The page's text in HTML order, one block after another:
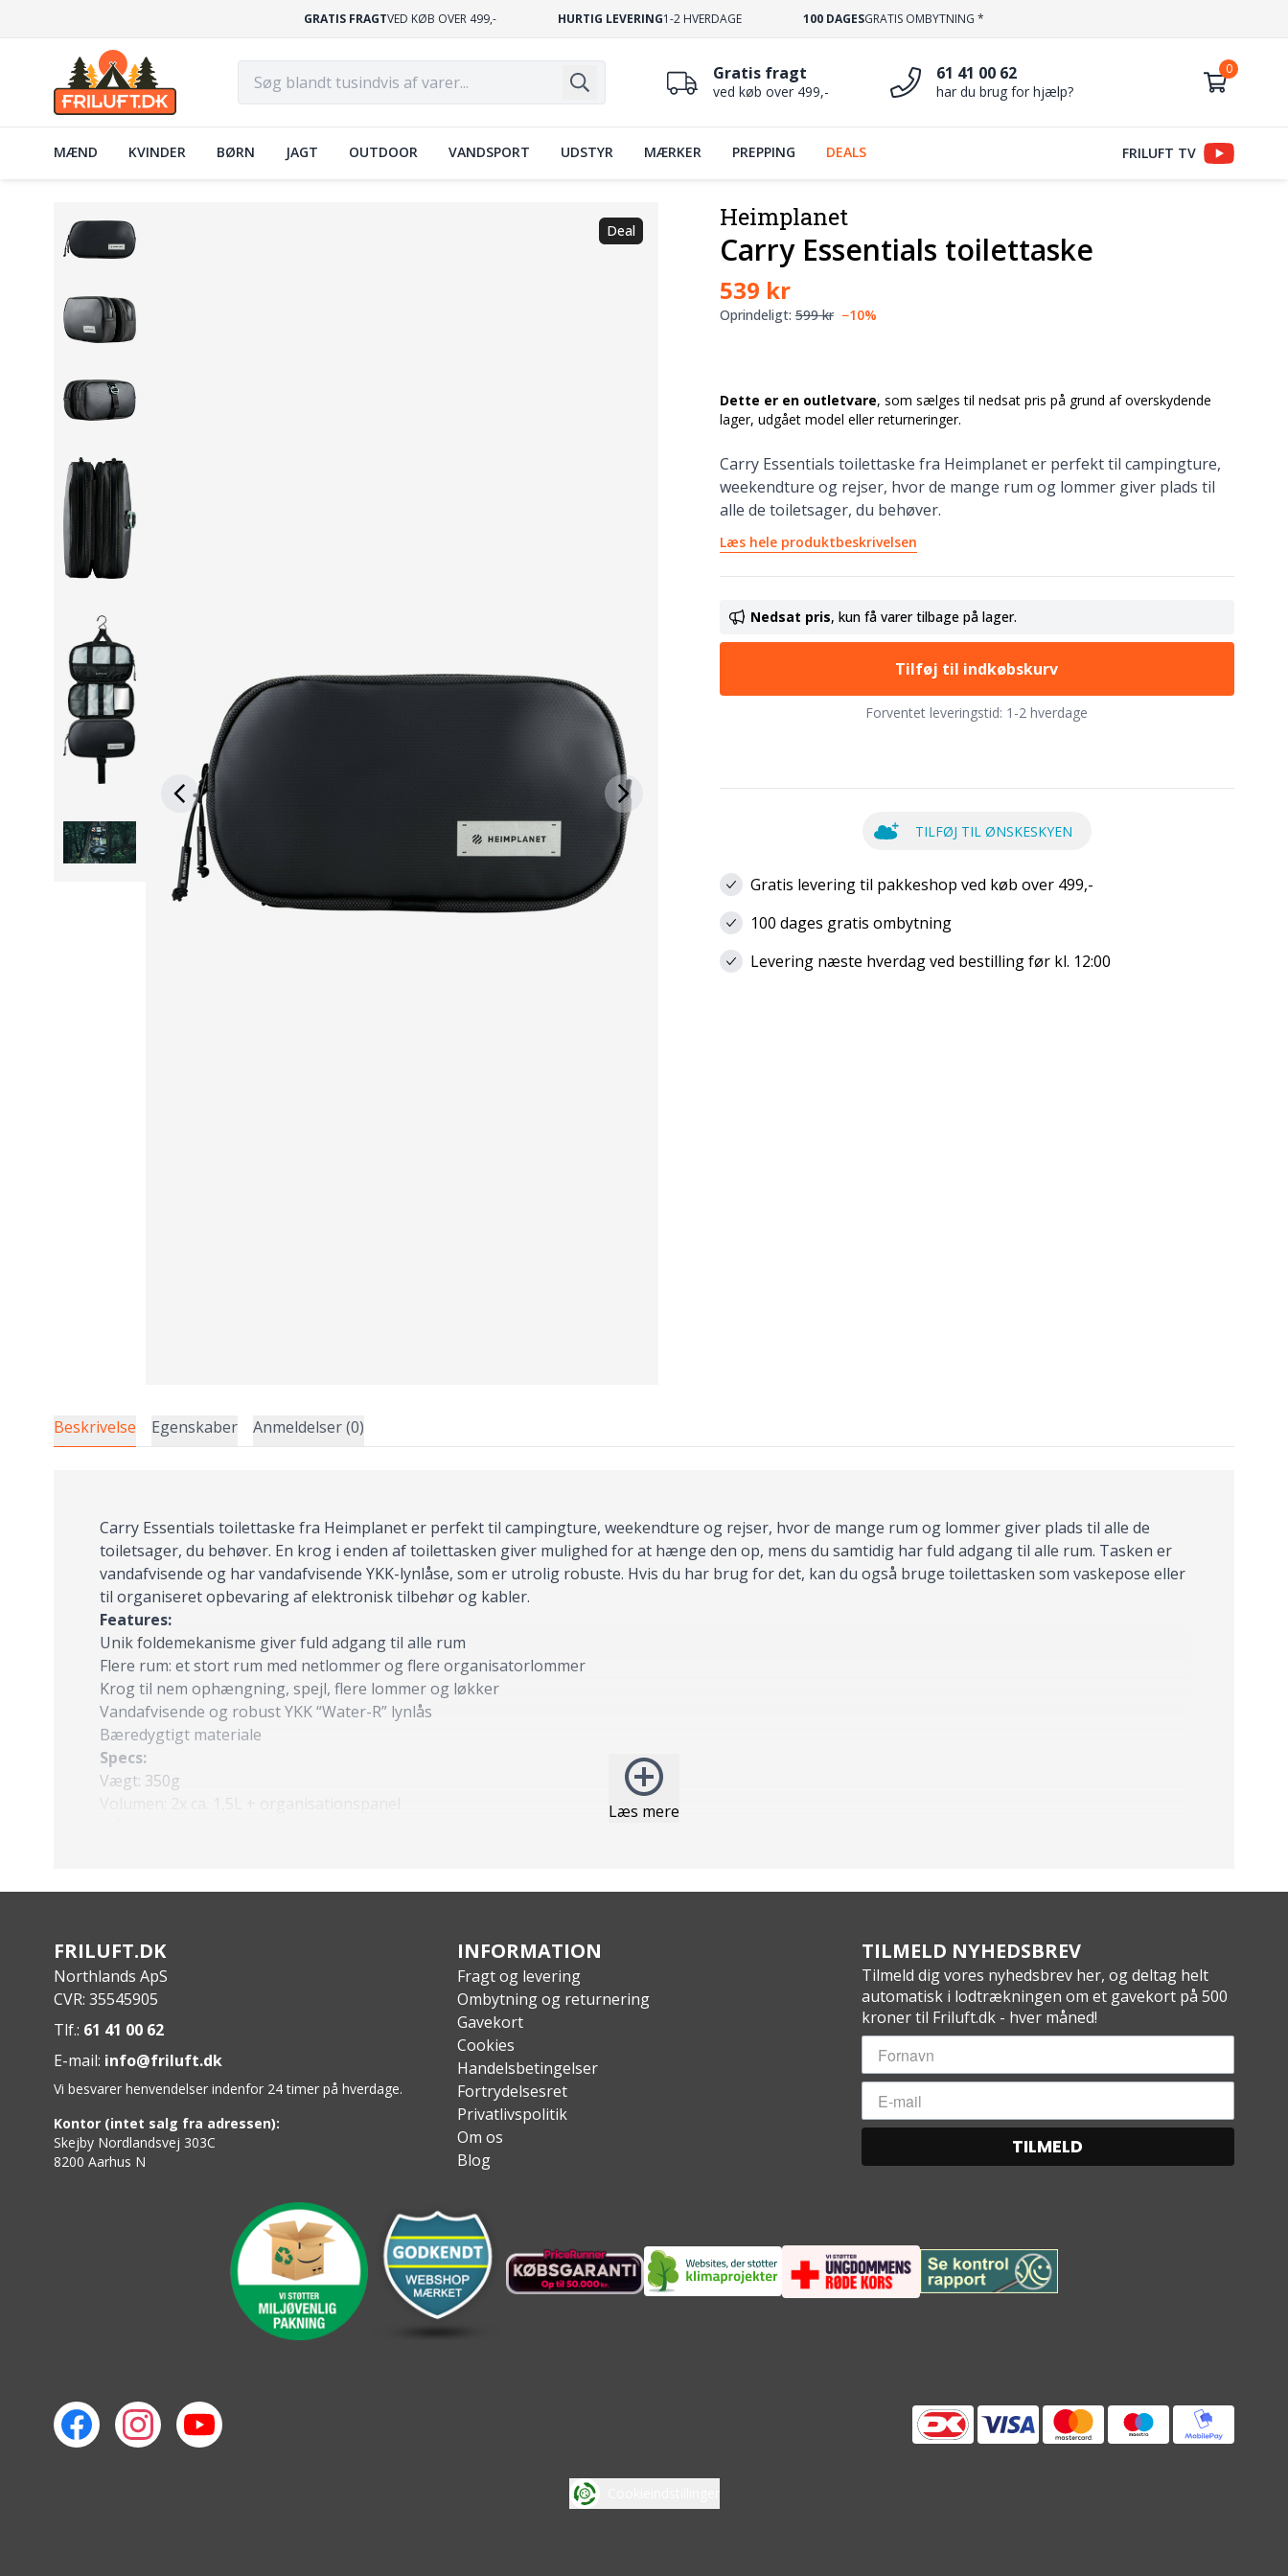
GRATIS FRAGTVED KØB OVER 499,- HURTIG LEVERING1-2 HVERDAGE 100 DAGESGRATIS OMBYTNING *
Gratis fragt
ved køb over 499,-
61 41 00 62
har du brug for hjælp?
MÆND KVINDER BØRN JAGT OUTDOOR VANDSPORT UDSTYR MÆRKER PREPPING DEALS FRILUFT TV
Deal Heimplanet
Carry Essentials toilettaske
539 kr
Oprindeligt: 599 kr −10%
Dette er en outletvare, som sælges til nedsat pris på grund af overskydende
lager, udgået model eller returneringer.
Carry Essentials toilettaske fra Heimplanet er perfekt til campingture,
weekendture og rejser, hvor de mange rum og lommer giver plads til
alle de toiletsager, du behøver.
Læs hele produktbeskrivelsen
Nedsat pris, kun få varer tilbage på lager.
Tilføj til indkøbskurv
Forventet leveringstid: 1-2 hverdage
TILFØJ TIL ØNSKESKYEN
Gratis levering til pakkeshop ved køb over 499,-
100 dages gratis ombytning
Levering næste hverdag ved bestilling før kl. 12:00
Beskrivelse Egenskaber Anmeldelser (0)
Læs mere
Carry Essentials toilettaske fra Heimplanet er perfekt til campingture, weekendture og rejser, hvor de mange rum og lommer giver plads til alle de
toiletsager, du behøver. En krog i enden af toilettasken giver mulighed for at hænge den op, mens du samtidig har fuld adgang til alle rum. Tasken er
vandafvisende og har vandafvisende YKK-lynlåse, som er utrolig robuste. Hvis du har brug for det, kan du også bruge toilettasken som vaskepose eller
til organiseret opbevaring af elektronisk tilbehør og kabler.
Features:
Unik foldemekanisme giver fuld adgang til alle rum
Flere rum: et stort rum med netlommer og flere organisatorlommer
Krog til nem ophængning, spejl, flere lommer og løkker
Vandafvisende og robust YKK “Water-R” lynlås
Bæredygtigt materiale
Specs:
Vægt: 350g
Volumen: 2x ca. 1,5L + organisationspanel
FRILUFT.DK
Northlands ApS
CVR: 35545905
Tlf.: 61 41 00 62
E-mail: info@friluft.dk
Vi besvarer henvendelser indenfor 24 timer på hverdage.
Kontor (intet salg fra adressen):
Skejby Nordlandsvej 303C
8200 Aarhus N
INFORMATION
Fragt og levering
Ombytning og returnering
Gavekort
Cookies
Handelsbetingelser
Fortrydelsesret
Privatlivspolitik
Om os
Blog
TILMELD NYHEDSBREV
Tilmeld dig vores nyhedsbrev her, og deltag helt
automatisk i lodtrækningen om et gavekort på 500
kroner til Friluft.dk - hver måned!
TILMELD